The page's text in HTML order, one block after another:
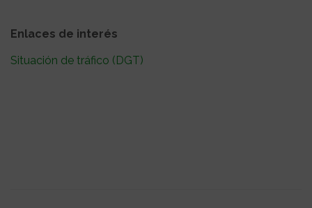
Enlaces de interés
Situación de tráfico (DGT)